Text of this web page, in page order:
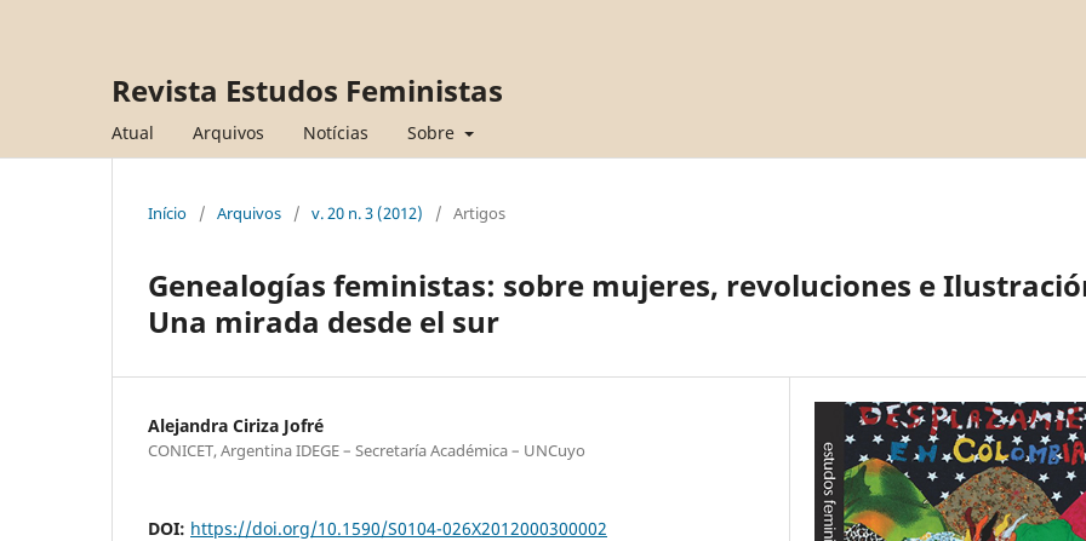
Revista Estudos Feministas
Atual Arquivos Notícias Sobre
Início / Arquivos / v. 20 n. 3 (2012) / Artigos
Genealogías feministas: sobre mujeres, revoluciones e
Una mirada desde el sur
Alejandra Ciriza Jofré
CONICET, Argentina IDEGE – Secretaría Académica – UNCuyo
DOI: https://doi.org/10.1590/S0104-026X2012000300002